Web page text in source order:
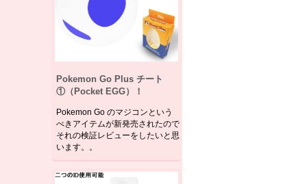
Pokemon Go Plus チート
①（Pocket EGG）！
Pokemon Go のマジコンという
べきアイテムが新発売されたので
それの検証レビューをしたいと思
います。。